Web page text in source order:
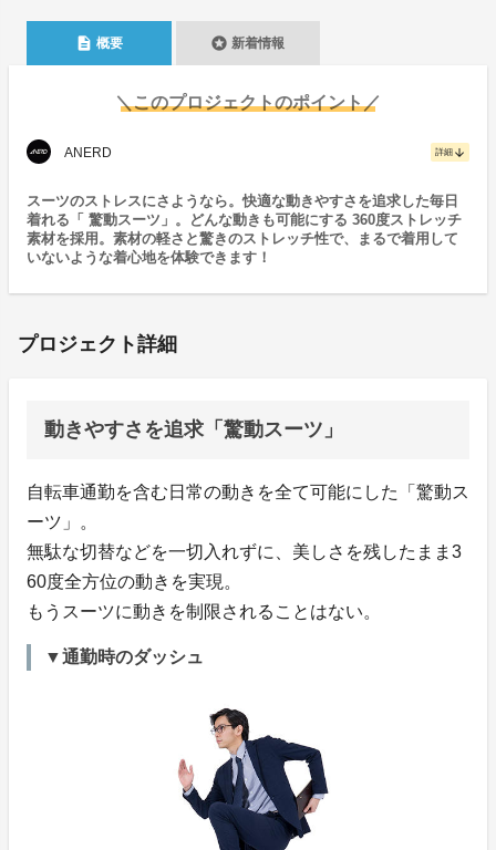
description 概要 stars 新着情報
＼このプロジェクトのポイント／
ANERD 詳細 arrow_downward
スーツのストレスにさようなら。快適な動きやすさを追求した毎日
着れる「 驚動スーツ」。どんな動きも可能にする 360度ストレッチ
素材を採用。素材の軽さと驚きのストレッチ性で、まるで着用して
いないような着心地を体験できます！
プロジェクト詳細
動きやすさを追求「驚動スーツ」
自転車通勤を含む日常の動きを全て可能にした「驚動ス
ーツ」。
無駄な切替などを一切入れずに、美しさを残したまま3
60度全方位の動きを実現。
もうスーツに動きを制限されることはない。
▼通勤時のダッシュ